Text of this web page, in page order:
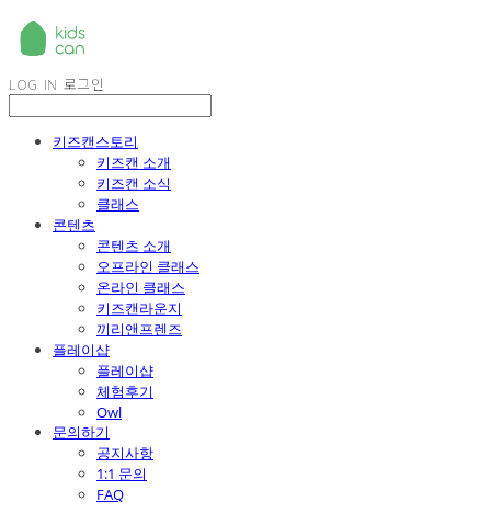
LOG IN 로그인
키즈캔스토리
키즈캔 소개
키즈캔 소식
클래스
콘텐츠
콘텐츠 소개
오프라인 클래스
온라인 클래스
키즈캔라운지
끼리앤프렌즈
플레이샵
플레이샵
체험후기
Owl
문의하기
공지사항
1:1 문의
FAQ